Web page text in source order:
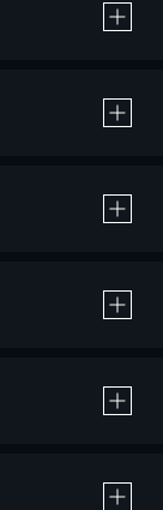
購入 / レンタルです。
ポイント還元です。